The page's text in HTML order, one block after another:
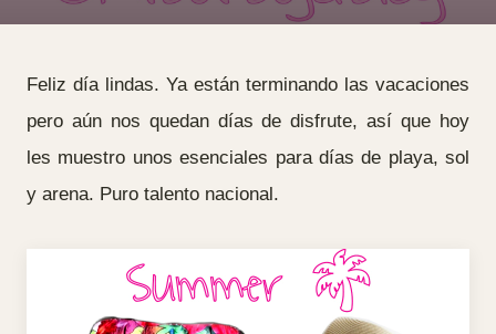
Feliz día lindas. Ya están terminando las vacaciones
pero aún nos quedan días de disfrute, así que hoy
les muestro unos esenciales para días de playa, sol
y arena. Puro talento nacional.